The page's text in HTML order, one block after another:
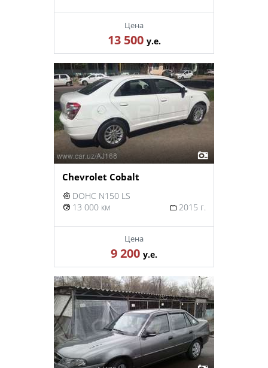
Цена
13 500 у.е.
Chevrolet Cobalt
DOHC N150 LS
13 000 км
2015 г.
Цена
9 200 у.е.